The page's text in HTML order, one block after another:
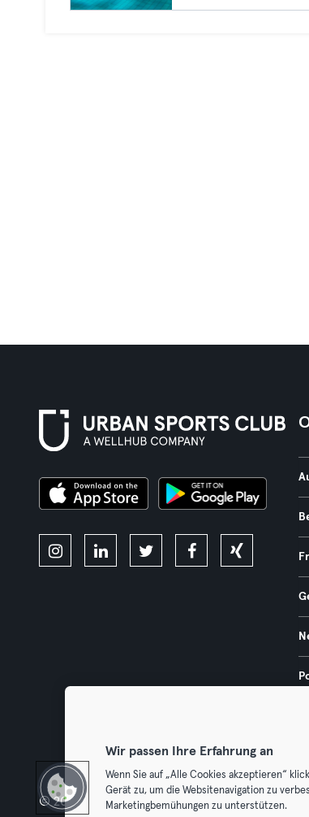
© 2026 Urban Sports Group GmbH. All rights
Wir passen Ihre Erfahrung an
Wenn Sie auf „Alle Cookies akzeptieren“
Gerät zu, um die Websitenavigation zu
Marketingbemühungen zu unterstützen.